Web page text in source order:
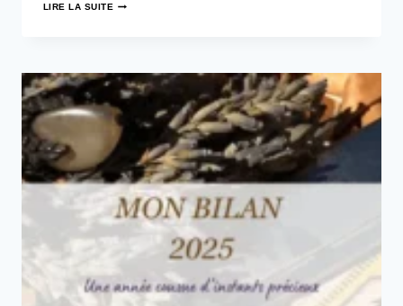
LIRE LA SUITE CE
APRÈS
DES
ANNÉES
À
L’ATELIER